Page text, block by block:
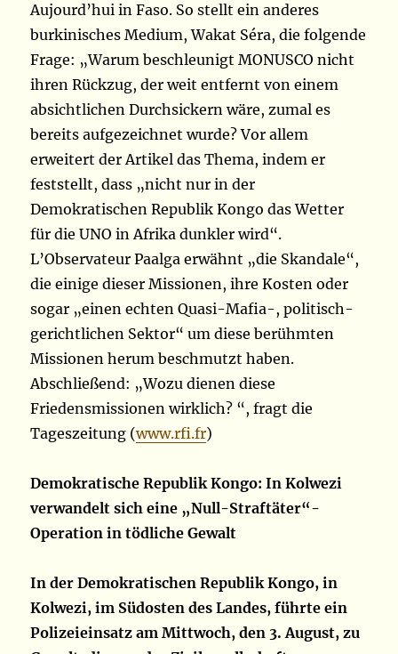
Aujourd’hui in Faso. So stellt ein anderes
burkinisches Medium, Wakat Séra, die folgende
Frage: „Warum beschleunigt MONUSCO nicht
ihren Rückzug, der weit entfernt von einem
absichtlichen Durchsickern wäre, zumal es
bereits aufgezeichnet wurde? Vor allem
erweitert der Artikel das Thema, indem er
feststellt, dass „nicht nur in der
Demokratischen Republik Kongo das Wetter
für die UNO in Afrika dunkler wird“.
L’Observateur Paalga erwähnt „die Skandale“,
die einige dieser Missionen, ihre Kosten oder
sogar „einen echten Quasi-Mafia-, politisch-
gerichtlichen Sektor“ um diese berühmten
Missionen herum beschmutzt haben.
Abschließend: „Wozu dienen diese
Friedensmissionen wirklich? “, fragt die
Tageszeitung (www.rfi.fr)
Demokratische Republik Kongo: In Kolwezi
verwandelt sich eine „Null-Straftäter“-
Operation in tödliche Gewalt
In der Demokratischen Republik Kongo, in
Kolwezi, im Südosten des Landes, führte ein
Polizeieinsatz am Mittwoch, den 3. August, zu